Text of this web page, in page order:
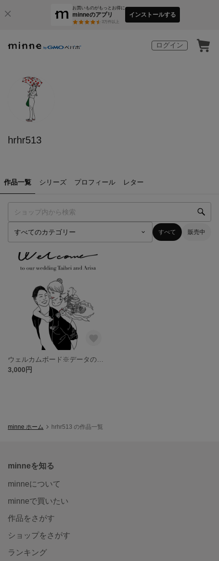
お買いものがもっとお得に
minneのアプリ
3万件以上
インストールする
ログイン
hrhr513
作品一覧 シリーズ プロフィール レター
すべて 販売中
3,000円
minne ホーム hrhr513 の作品一覧
minneを知る
minneについて
minneで買いたい
作品をさがす
ショップをさがす
ランキング